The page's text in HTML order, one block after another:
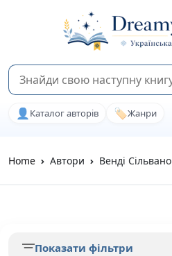
👤 Каталог авторів 🏷️Жанри
Home Автори Венді Сільвано
Показати фільтри